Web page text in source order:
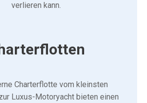
verlieren kann.
Charterflotte vom kleinsten
Luxus-Motoryacht bieten einen